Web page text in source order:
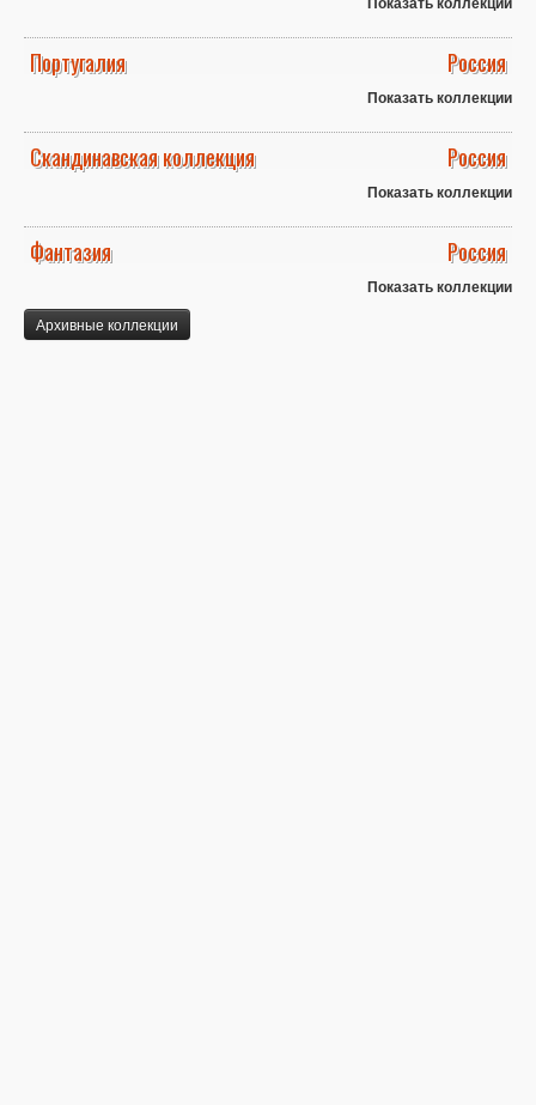
Португалия Россия
Показать коллекции
Скандинавская коллекция Россия
Показать коллекции
Фантазия Россия
Показать коллекции
Архивные коллекции